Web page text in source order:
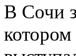
В Сочи